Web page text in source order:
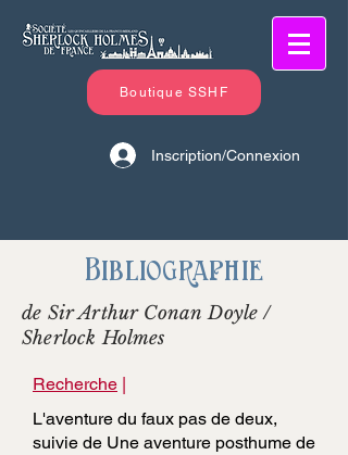
Boutique SSHF
Inscription/Connexion
Bibliographie
de Sir Arthur Conan Doyle /
Sherlock Holmes
Recherche |
L'aventure du faux pas de deux,
suivie de Une aventure posthume de